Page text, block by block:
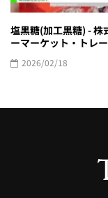
塩黒糖(加工黒糖) - 株
ーマーケット・トレ
2026/02/18